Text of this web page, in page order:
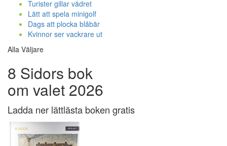
Turister gillar vädret
Lätt att spela minigolf
Dags att plocka blåbär
Kvinnor ser vackrare ut
Alla Väljare
8 Sidors bok
om valet 2026
Ladda ner lättlästa boken gratis